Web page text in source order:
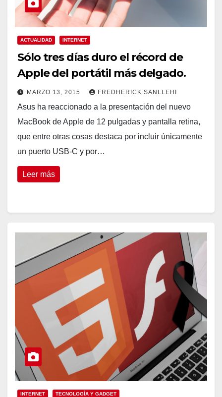
ACTUALIDAD INTERNET
Sólo tres días duro el récord de
Apple del portátil más delgado.
MARZO 13, 2015 FREDHERICK SANLLEHI
Asus ha reaccionado a la presentación del nuevo
MacBook de Apple de 12 pulgadas y pantalla retina,
que entre otras cosas destaca por incluir únicamente
un puerto USB-C y por…
Leer más
INTERNET TECNOLOGÍA Y GADGET